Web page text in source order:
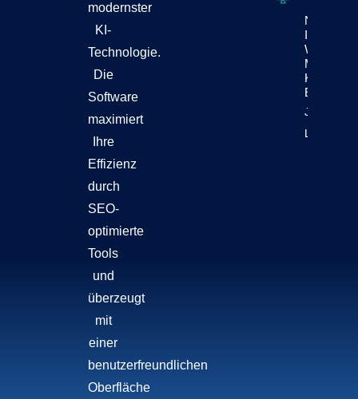
modernster
KI-
Technologie.
Die
Software
maximiert
Ihre
Effizienz
durch
SEO-
optimierte
Tools
und
überzeugt
mit
einer
benutzerfreundlichen
Oberfläche
Netflix-
Wollen
Mehr Als
KI-
Effizienz
Jetzt
Lesen!